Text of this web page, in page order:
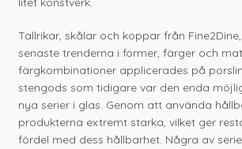
Tallrikar, skålar och koppar från
senaste trenderna i former, färger och
färgkombinationer applicerades på
stengods som tidigare var den enda
nya serier i glas. Genom att använda
produkterna extremt starka, vilket ger
fördel med dess hållbarhet. Några av